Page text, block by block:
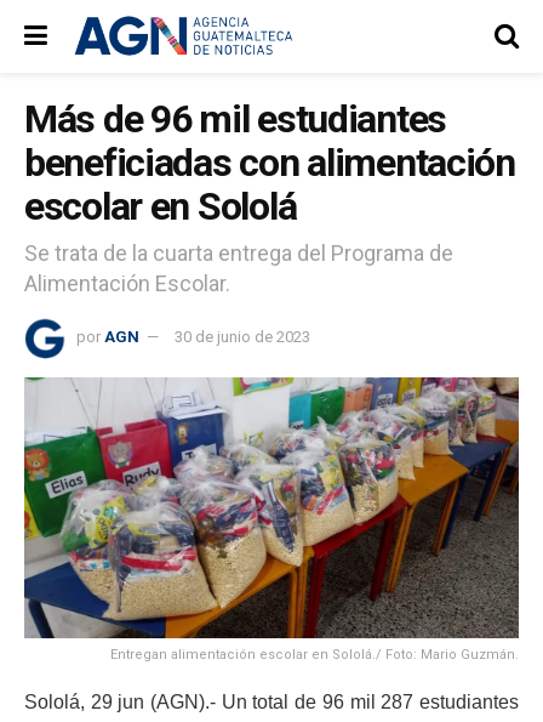
Más de 96 mil estudiantes
beneficiadas con alimentación
escolar en Sololá
Se trata de la cuarta entrega del Programa de
Alimentación Escolar.
por AGN 30 de junio de 2023
Entregan alimentación escolar en Sololá./ Foto: Mario Guzmán.
Sololá, 29 jun (AGN).- Un total de 96 mil 287 estudiantes